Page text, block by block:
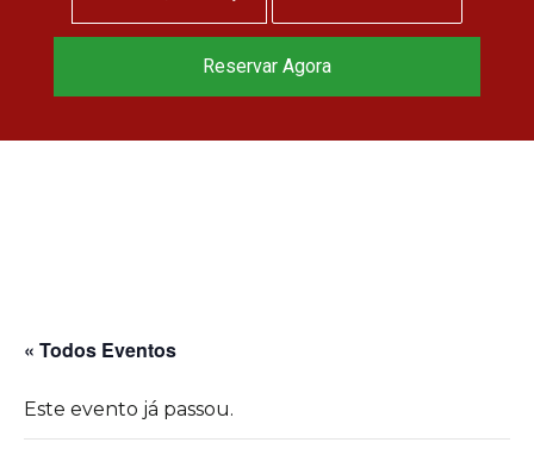
« Todos Eventos
Este evento já passou.
Reservar Agora